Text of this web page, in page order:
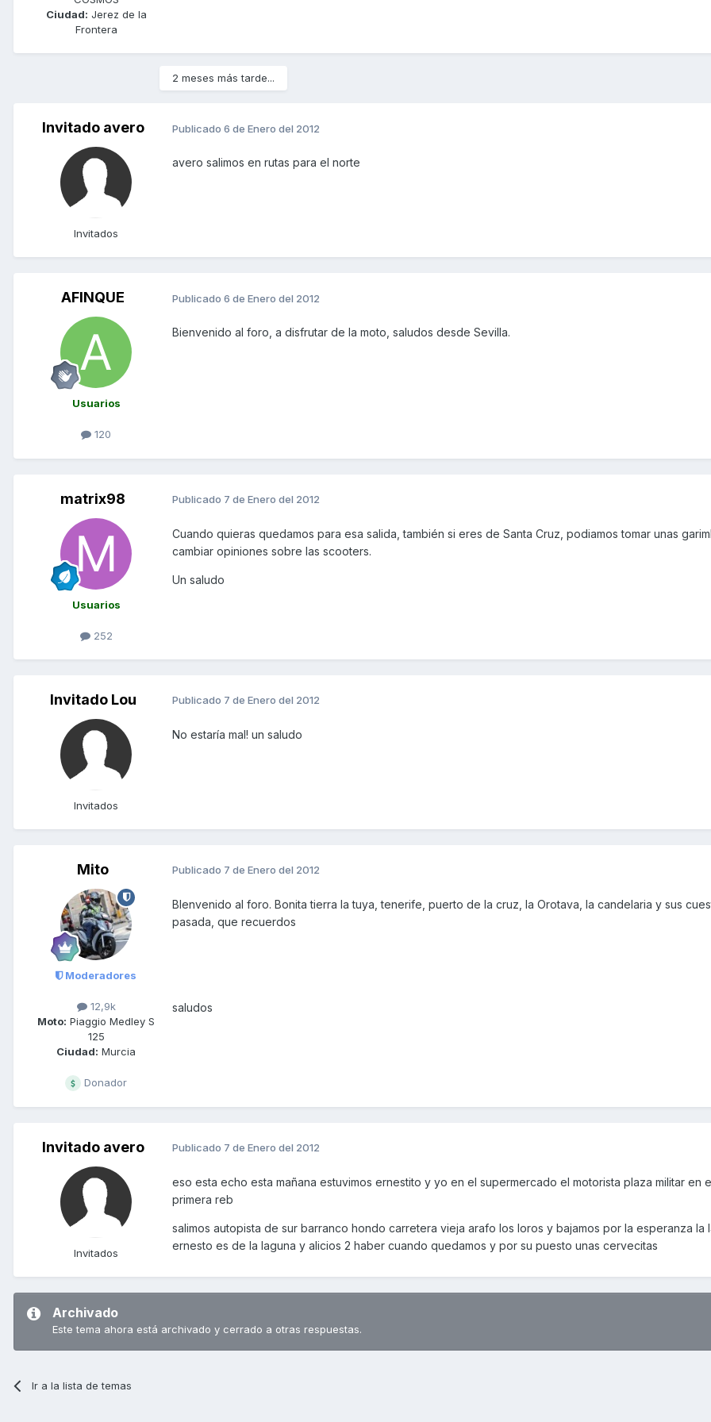
Ciudad: Jerez de la
Frontera
2 meses más tarde...
Invitado avero
Invitados
Publicado 6 de Enero del 2012
avero salimos en rutas para el norte
AFINQUE
Usuarios
120
Publicado 6 de Enero del 2012
Bienvenido al foro, a disfrutar de la moto, saludos desde Sevilla.
matrix98
Usuarios
252
Publicado 7 de Enero del 2012
Cuando quieras quedamos para esa salida, también si eres de Santa Cruz, podiamos tomar unas
cambiar opiniones sobre las scooters.
Un saludo
Invitado Lou
Invitados
Publicado 7 de Enero del 2012
No estaría mal! un saludo
Mito
Moderadores
12,9k
Moto: Piaggio Medley S
125
Ciudad: Murcia
Donador
Publicado 7 de Enero del 2012
BIenvenido al foro. Bonita tierra la tuya, tenerife, puerto de la cruz, la Orotava, la candelaria y sus
pasada, que recuerdos
saludos
Invitado avero
Invitados
Publicado 7 de Enero del 2012
eso esta echo esta mañana estuvimos ernestito y yo en el supermercado el motorista plaza militar en
primera reb
salimos autopista de sur barranco hondo carretera vieja arafo los loros y bajamos por la esperanza la
ernesto es de la laguna y alicios 2 haber cuando quedamos y por su puesto unas cervecitas
Archivado
Este tema ahora está archivado y cerrado a otras respuestas.
Ir a la lista de temas